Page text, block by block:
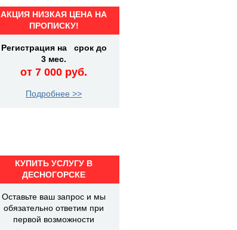
АКЦИЯ НИЗКАЯ ЦЕНА НА
ПРОПИСКУ!
Регистрация на срок до
3 мес.
от 7 000 руб.
Подробнее >>
КУПИТЬ УСЛУГУ В
ДЕСНОГОРСКЕ
Оставьте ваш запрос и мы
обязательно ответим при
первой возможности